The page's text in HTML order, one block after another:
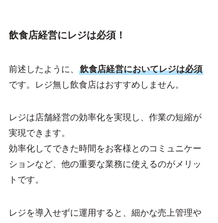
飲食店経営にレジは必須！
前述したように、 飲食店経営においてレジは必須
です。レジ無し飲食店はおすすめしません。
レジは店舗経営の効率化を実現し、作業の短縮が
実現できます。
効率化してできた時間をお客様とのコミュニケー
ションなど、他の重要な業務に使えるのがメリッ
トです。
レジを導入せずに運用すると、細かな売上管理や